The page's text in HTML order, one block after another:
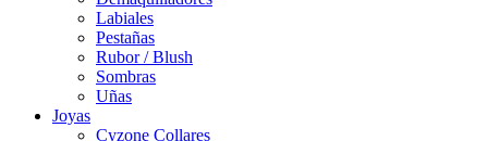
Labiales
Pestañas
Rubor / Blush
Sombras
Uñas
Joyas
Cyzone Collares